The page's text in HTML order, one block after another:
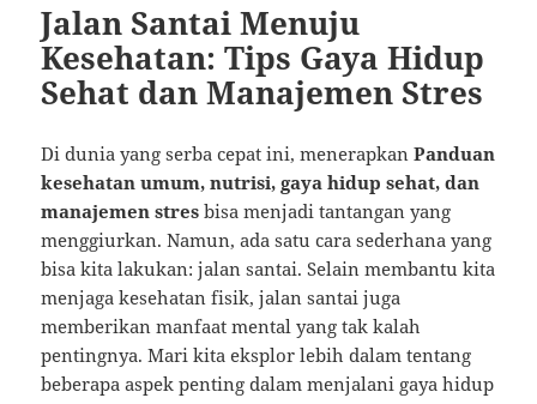
Jalan Santai Menuju
Kesehatan: Tips Gaya Hidup
Sehat dan Manajemen Stres
Di dunia yang serba cepat ini, menerapkanPanduan
kesehatan umum, nutrisi, gaya hidup sehat, dan
manajemen stres bisa menjadi tantangan yang
menggiurkan. Namun, ada satu cara sederhana yang
bisa kita lakukan: jalan santai. Selain membantu kita
menjaga kesehatan fisik, jalan santai juga
memberikan manfaat mental yang tak kalah
pentingnya. Mari kita eksplor lebih dalam tentang
beberapa aspek penting dalam menjalani gaya hidup